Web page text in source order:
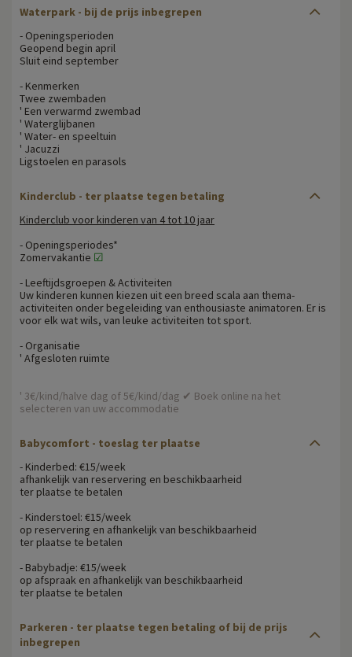
Waterpark - bij de prijs inbegrepen
- Openingsperioden
Geopend begin april
Sluit eind september
- Kenmerken
Twee zwembaden
' Een verwarmd zwembad
' Waterglijbanen
' Water- en speeltuin
' Jacuzzi
Ligstoelen en parasols
Kinderclub - ter plaatse tegen betaling
Kinderclub voor kinderen van 4 tot 10 jaar
- Openingsperiodes*
Zomervakantie ☑
- Leeftijdsgroepen & Activiteiten
Uw kinderen kunnen kiezen uit een breed scala aan thema-
activiteiten onder begeleiding van enthousiaste animatoren. Er is
voor elk wat wils, van leuke activiteiten tot sport.
- Organisatie
' Afgesloten ruimte
' 3€/kind/halve dag of 5€/kind/dag ✔ Boek online na het
selecteren van uw accommodatie
Babycomfort - toeslag ter plaatse
- Kinderbed: €15/week
afhankelijk van reservering en beschikbaarheid
ter plaatse te betalen
- Kinderstoel: €15/week
op reservering en afhankelijk van beschikbaarheid
ter plaatse te betalen
- Babybadje: €15/week
op afspraak en afhankelijk van beschikbaarheid
ter plaatse te betalen
Parkeren - ter plaatse tegen betaling of bij de prijs
inbegrepen